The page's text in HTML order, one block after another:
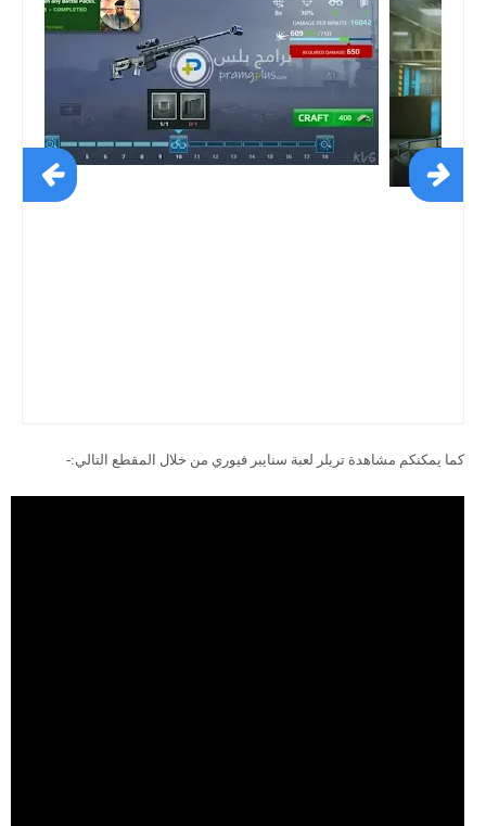
كما يمكنكم مشاهدة تريلر لعبة سنايبر فيوري من خلال المقطع التالي:-